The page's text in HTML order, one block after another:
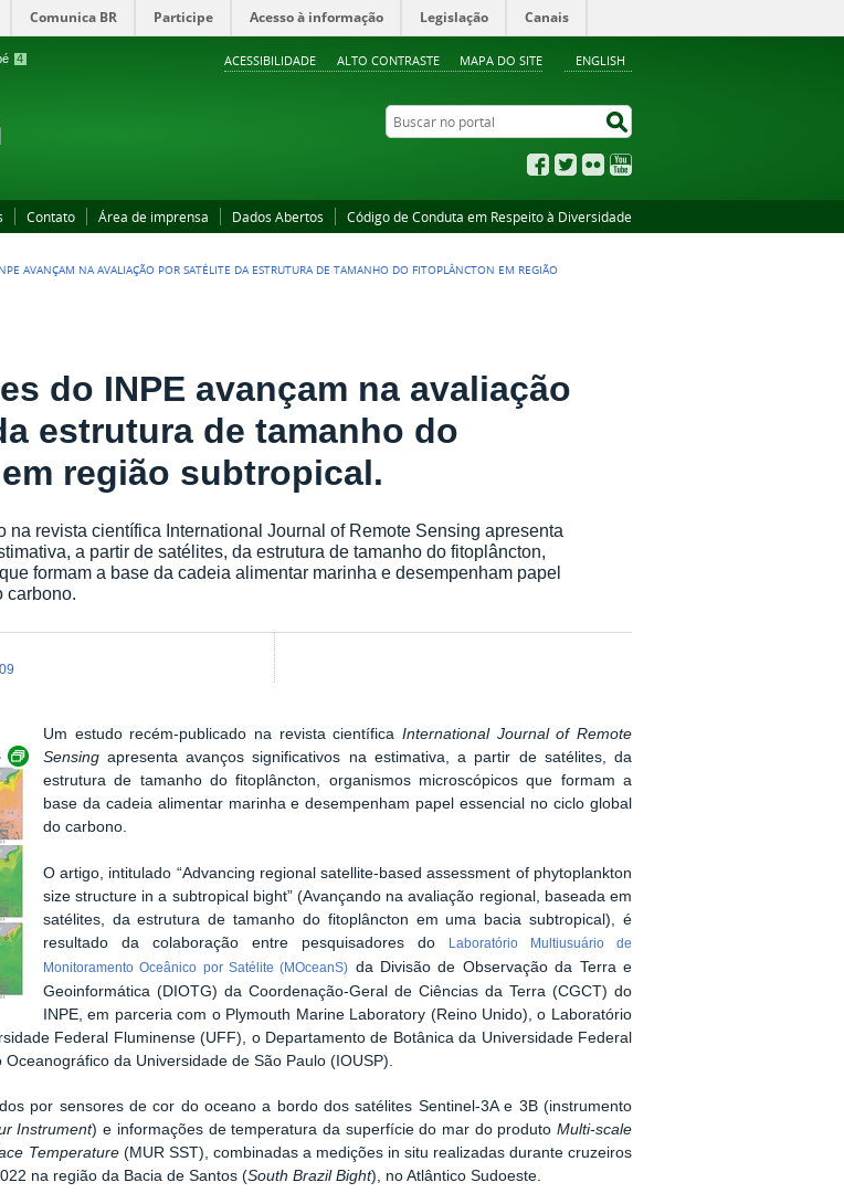
4 ENGLISH
ACESSIBILIDADE ALTO CONTRASTE MAPA DO SITE
Comunica BR Participe Acesso à informação Legislação Canais
Buscar no portal
Facebook
TwitterFlickr
Contato Área de imprensa Dados Abertos Código de Conduta em Respeito à Diversidade
AVANÇAM NA AVALIAÇÃO POR SATÉLITE DA ESTRUTURA DE TAMANHO DO FITOPLÂNCTON EM REGIÃO
do INPE avançam na avaliação
estrutura de tamanho do
região subtropical.
na revista científica International Journal of Remote Sensing apresenta
a partir de satélites, da estrutura de tamanho do fitoplâncton,
formam a base da cadeia alimentar marinha e desempenham papel
carbono.
Exibir carrossel de imagens
Um estudo recém-publicado na revista científica International Journal of Remote
Sensingapresenta avanços significativos na estimativa, a partir de satélites, da
estrutura de tamanho do fitoplâncton, organismos microscópicos que formam a
base da cadeia alimentar marinha e desempenham papel essencial no ciclo global
do carbono.
O artigo, intitulado “Advancing regional satellite-based assessment of phytoplankton
size structure in a subtropical bight” (Avançando na avaliação regional, baseada em
satélites, da estrutura de tamanho do fitoplâncton em uma bacia subtropical), é
resultado da colaboração entre pesquisadores do
Laboratório Multiusuário de
Monitoramento Oceânico por Satélite (MOceanS) da Divisão de Observação da Terra e
Geoinformática (DIOTG) da Coordenação-Geral de Ciências da Terra (CGCT) do
INPE, em parceria com o Plymouth Marine Laboratory (Reino Unido), o Laboratório
Federal Fluminense (UFF), o Departamento de Botânica da Universidade Federal
da Universidade de São Paulo (IOUSP).
por sensores de cor do oceano a bordo dos satélites Sentinel-3A e 3B (instrumento
Instrument) e informações de temperatura da superfície do mar do produto Multi-scale
Temperature(MUR SST), combinadas a medições in situ realizadas durante cruzeiros
na região da Bacia de Santos (South Brazil Bight), no Atlântico Sudoeste.